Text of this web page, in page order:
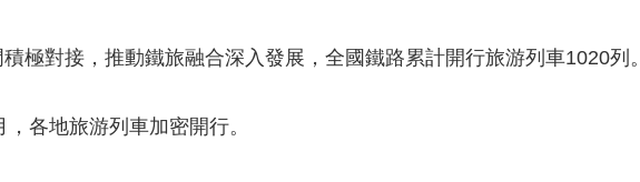
習式妙語 央視快評 央視網評 光華銳評 鋒面
入列 人生第一次 人生第二次
極對接，推動鐵旅融合深入發展，全國鐵路累計開行旅游列車1020列。
各地旅游列車加密開行。